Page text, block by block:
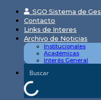
Skip
content
SGO Sistema de
Contacto
Links de Interes
Archivo de Noticias
Institucionales
Académicas
Interés General